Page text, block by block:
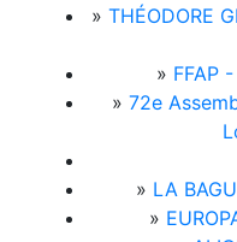
» THÉODORE
» FFAP
» 72e
» LA
»